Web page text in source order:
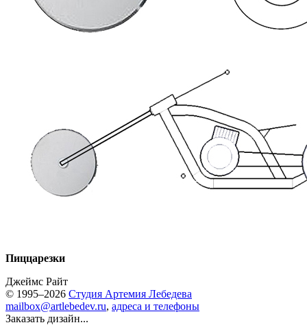
Пиццарезки
Джеймс Райт
© 1995–2026 Студия Артемия Лебедева
mailbox@artlebedev.ru, адреса и телефоны
Заказать дизайн...